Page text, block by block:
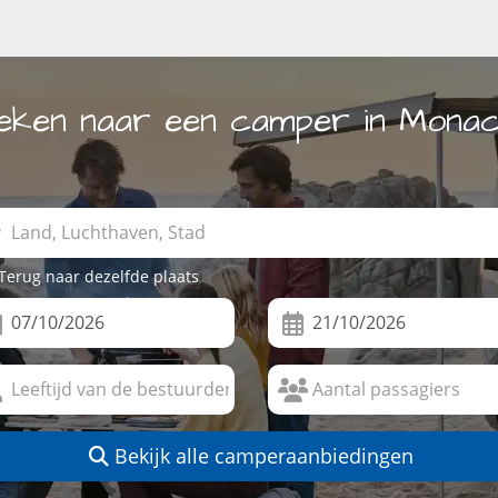
naar een camper in
naar dezelfde plaats
Bekijk alle camperaanbiedingen